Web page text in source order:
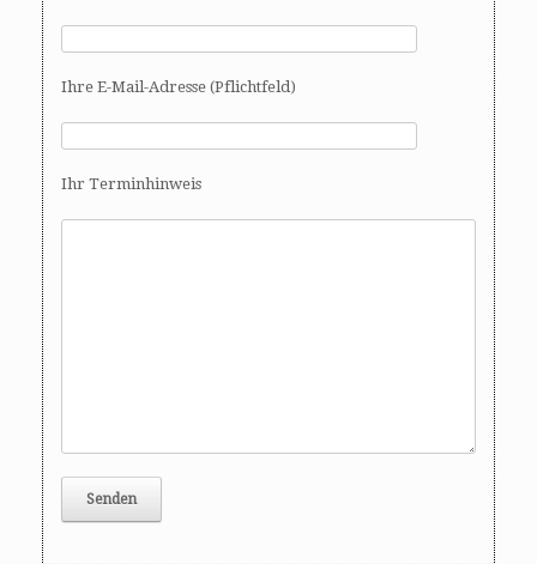
Ihre E-Mail-Adresse (Pflichtfeld)
Ihr Terminhinweis